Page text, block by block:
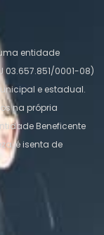
entidade
03.657.851/0001-08)
e estadual.
na própria
Beneficente
é isenta de